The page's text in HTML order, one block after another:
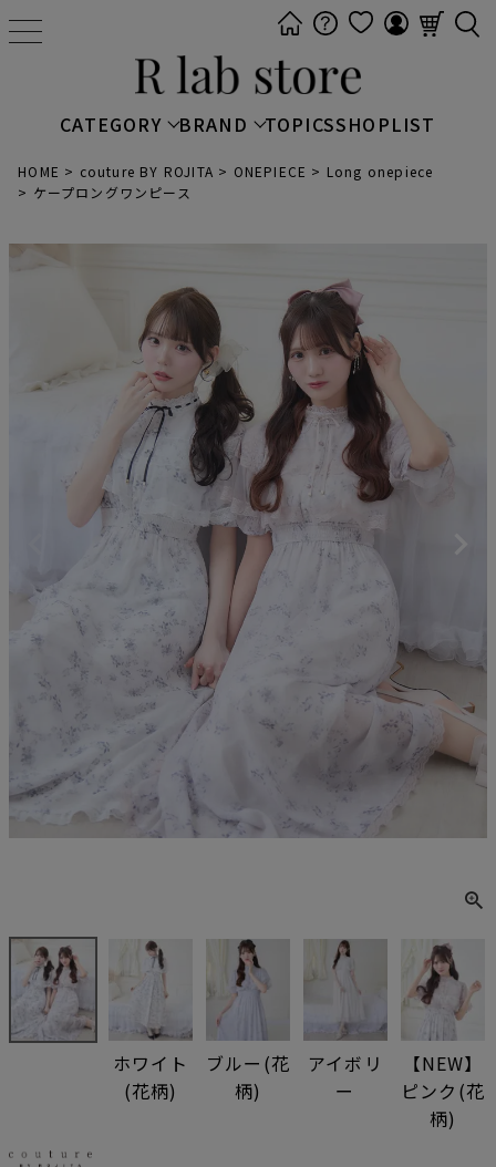
t
e
n
CATEGORY BRAND TOPICSSHOPLIST
HOME couture BY ROJITA ONEPIECE
Long onepiece
ケープロングワンピース
ホワイト
(花柄)
ブルー(花
柄)
アイボリ
ー
【NEW】
ピンク(花
柄)